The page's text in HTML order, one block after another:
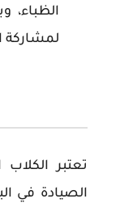
الظباء،
لمشاركة
تعتبر الكلاب
الصيادة في